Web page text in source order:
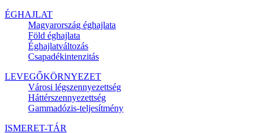
ÉGHAJLAT
Magyarország éghajlata
Föld éghajlata
Éghajlatváltozás
Csapadékintenzitás
LEVEGŐKÖRNYEZET
Városi légszennyezettség
Háttérszennyezettség
Gammadózis-teljesítmény
ISMERET-TÁR